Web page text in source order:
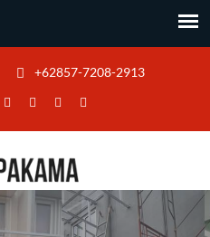
+62857-7208-2913